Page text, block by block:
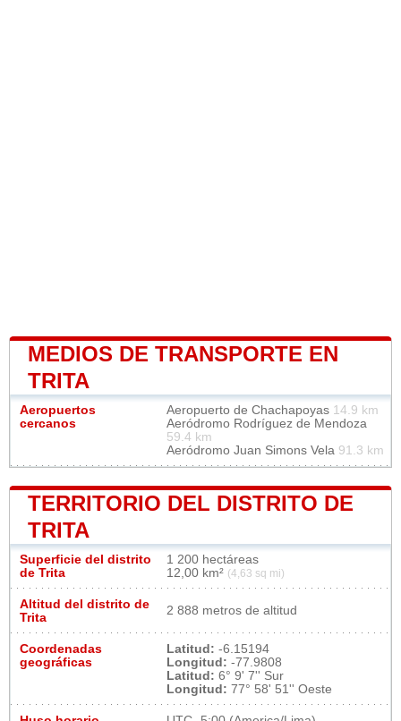
MEDIOS DE TRANSPORTE EN
TRITA
Aeropuertos
cercanos
Aeropuerto de Chachapoyas 14.9 km
Aeródromo Rodríguez de Mendoza
59.4 km
Aeródromo Juan Simons Vela 91.3 km
TERRITORIO DEL DISTRITO DE
TRITA
Superficie del distrito
de Trita
1 200 hectáreas
12,00 km² (4,63 sq mi)
Altitud del distrito de
Trita
2 888 metros de altitud
Coordenadas
geográficas
Latitud: -6.15194
Longitud: -77.9808
Latitud: 6° 9' 7'' Sur
Longitud: 77° 58' 51'' Oeste